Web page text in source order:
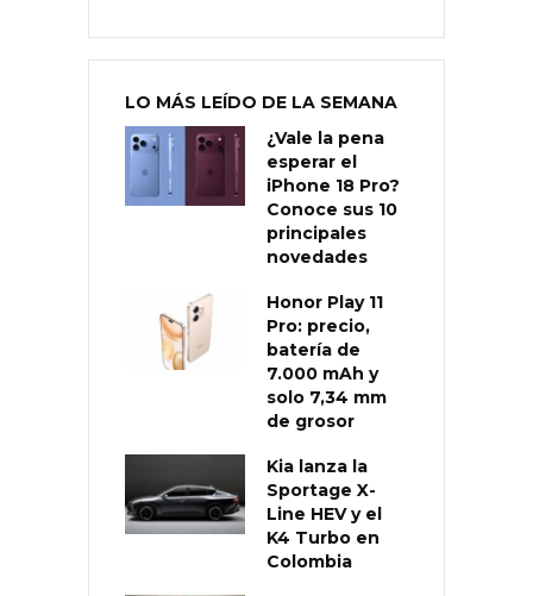
LO MÁS LEÍDO DE LA SEMANA
¿Vale la pena
esperar el
iPhone 18 Pro?
Conoce sus 10
principales
novedades
Honor Play 11
Pro: precio,
batería de
7.000 mAh y
solo 7,34 mm
de grosor
Kia lanza la
Sportage X-
Line HEV y el
K4 Turbo en
Colombia